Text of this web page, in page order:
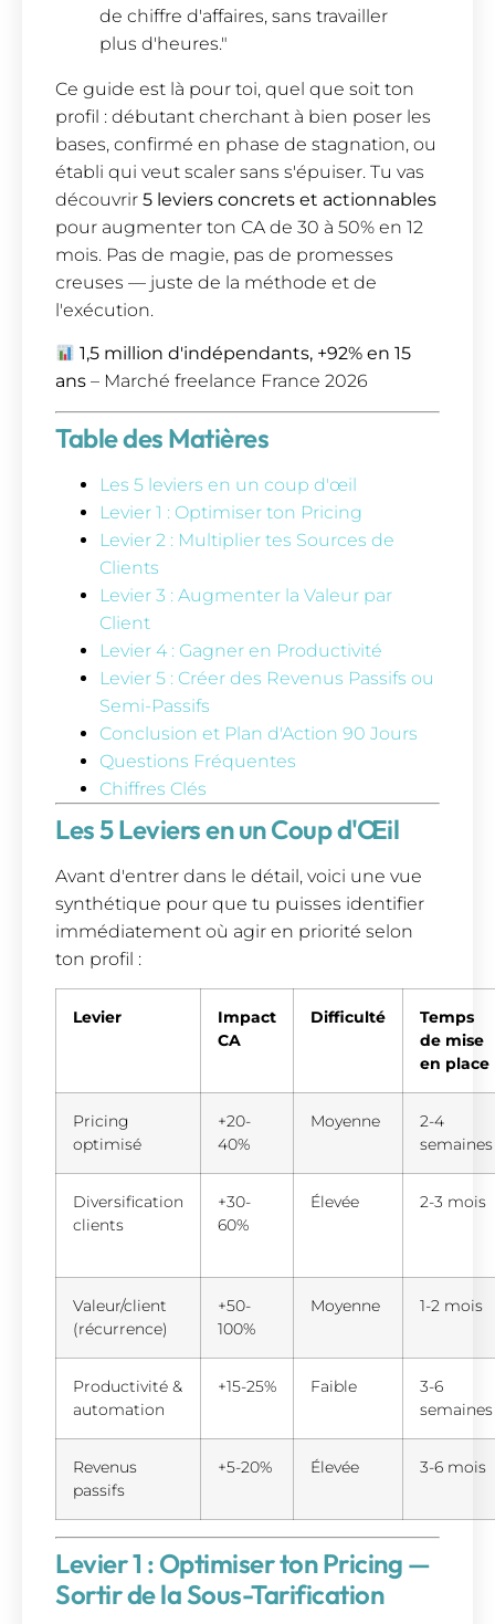
de chiffre d'affaires, sans travailler
plus d'heures."
Ce guide est là pour toi, quel que soit ton
profil : débutant cherchant à bien poser les
bases, confirmé en phase de stagnation, ou
établi qui veut scaler sans s'épuiser. Tu vas
découvrir 5 leviers concrets et actionnables
pour augmenter ton CA de 30 à 50% en 12
mois. Pas de magie, pas de promesses
creuses — juste de la méthode et de
l'exécution.
1,5 million d'indépendants, +92% en 15
ans – Marché freelance France 2026
Table des Matières
Les 5 leviers en un coup d'œil
Levier 1 : Optimiser ton Pricing
Levier 2 : Multiplier tes Sources de
Clients
Levier 3 : Augmenter la Valeur par
Client
Levier 4 : Gagner en Productivité
Levier 5 : Créer des Revenus Passifs ou
Semi-Passifs
Conclusion et Plan d'Action 90 Jours
Questions Fréquentes
Chiffres Clés
Les 5 Leviers en un Coup d'Œil
Avant d'entrer dans le détail, voici une vue
synthétique pour que tu puisses identifier
immédiatement où agir en priorité selon
ton profil :
Levier
Impact
CA
Difficulté
Temps
de mise
en place
Pricing
optimisé
+20-
40%
Moyenne
2-4
semaines
Diversification
clients
+30-
60%
Élevée 2-3 mois
Valeur/client
(récurrence)
+50-
100%
Moyenne 1-2 mois
Productivité &
automation
+15-25% Faible
3-6
semaines
Revenus
passifs
+5-20% Élevée 3-6 mois
Levier 1 : Optimiser ton Pricing —
Sortir de la Sous-Tarification